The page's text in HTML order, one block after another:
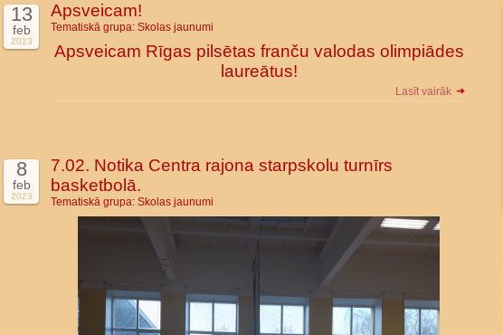
13
feb
2023
Apsveicam!
Tematiskā grupa: Skolas jaunumi
Apsveicam Rīgas pilsētas franču valodas olimpiādes
laureātus!
Lasīt vairāk
8
feb
2023
7.02. Notika Centra rajona starpskolu turnīrs
basketbolā.
Tematiskā grupa: Skolas jaunumi